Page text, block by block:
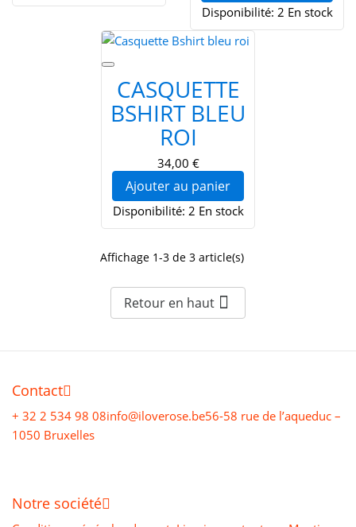
Disponibilité: 2 En stock
CASQUETTE
BSHIRT BLEU
ROI
34,00 €
Ajouter au panier
Disponibilité: 2 En stock
Affichage 1-3 de 3 article(s)
Retour en haut 
Contact
+ 32 2 534 98 08info@iloverose.be56-58 rue de l’aqueduc –
1050 Bruxelles
Notre société